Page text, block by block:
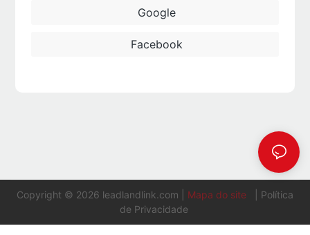
Google
Facebook
Copyright © 2026 leadlandlink.com Mapa do site
Política
de Privacidade